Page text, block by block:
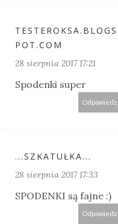
TESTEROKSA.BLOGS
POT.COM
28 sierpnia 2017 17:21
Spodenki super
Odpowiedz
...SZKATUŁKA...
28 sierpnia 2017 17:33
SPODENKI są fajne :)
Odpowiedz